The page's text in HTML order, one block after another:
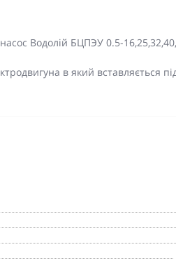
Водолій БЦПЭУ 0.5-
в який вставляється